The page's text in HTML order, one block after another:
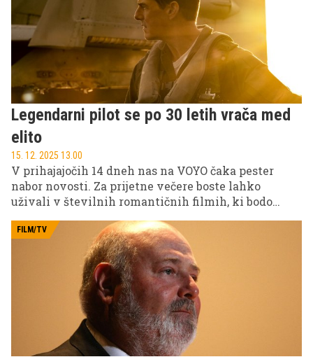
Legendarni pilot se po 30 letih vrača med
elito
15. 12. 2025 13.00
V prihajajočih 14 dneh nas na VOYO čaka pester
nabor novosti. Za prijetne večere boste lahko
uživali v številnih romantičnih filmih, ki bodo
ne bo manjkalo akcije, saj nas čakajo tudi številni
razburljivi športni dogodki.
FILM/TV